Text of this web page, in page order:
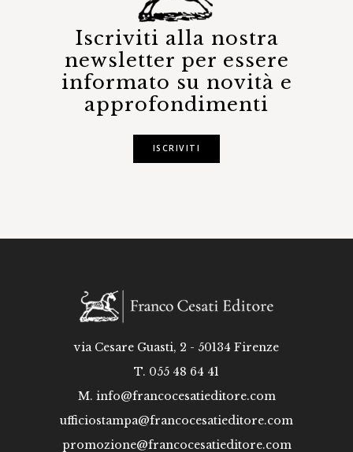
Iscriviti alla nostra
newsletter per essere
informato su novità e
approfondimenti
ISCRIVITI
via Cesare Guasti, 2 - 50134 Firenze
T. 055 48 64 41
M. info@francocesatieditore.com
ufficiostampa@francocesatieditore.com
promozione@francocesatieditore.com